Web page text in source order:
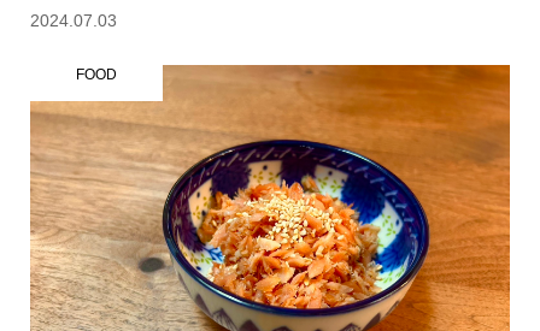
2024.07.03
FOOD